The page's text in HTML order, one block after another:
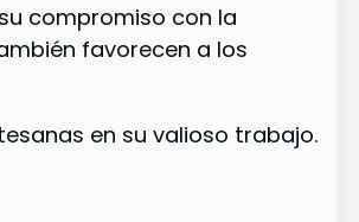
compromiso con la
favorecen a los
en su valioso trabajo.